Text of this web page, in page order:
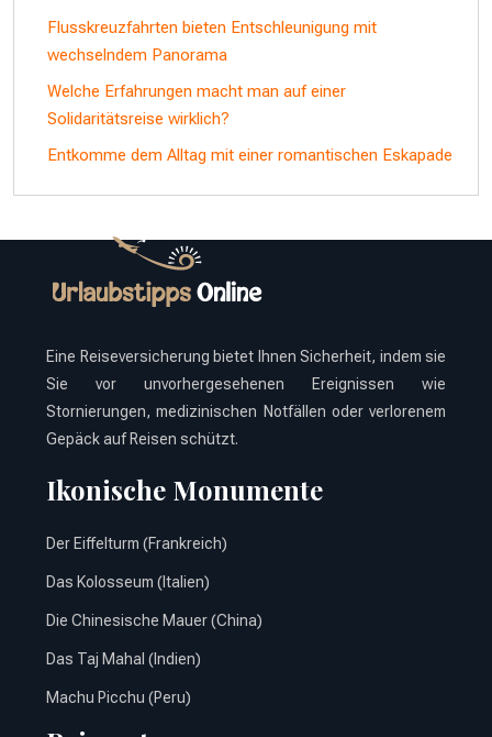
Flusskreuzfahrten bieten Entschleunigung mit
wechselndem Panorama
Welche Erfahrungen macht man auf einer
Solidaritätsreise wirklich?
Entkomme dem Alltag mit einer romantischen Eskapade
Eine Reiseversicherung bietet Ihnen Sicherheit, indem sie
Sie vor unvorhergesehenen Ereignissen wie
Stornierungen, medizinischen Notfällen oder verlorenem
Gepäck auf Reisen schützt.
Ikonische Monumente
Der Eiffelturm (Frankreich)
Das Kolosseum (Italien)
Die Chinesische Mauer (China)
Das Taj Mahal (Indien)
Machu Picchu (Peru)